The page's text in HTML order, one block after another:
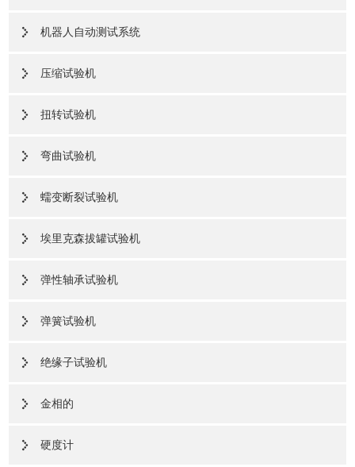
机器人自动测试系统
压缩试验机
扭转试验机
弯曲试验机
蠕变断裂试验机
埃里克森拔罐试验机
弹性轴承试验机
弹簧试验机
绝缘子试验机
金相的
硬度计